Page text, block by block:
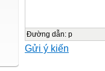
T
Đường dẫn: p
Gửi ý kiến